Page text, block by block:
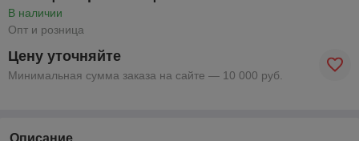
В наличии
Опт и розница
Цену уточняйте
Минимальная сумма заказа на сайте — 10 000 руб.
Описание